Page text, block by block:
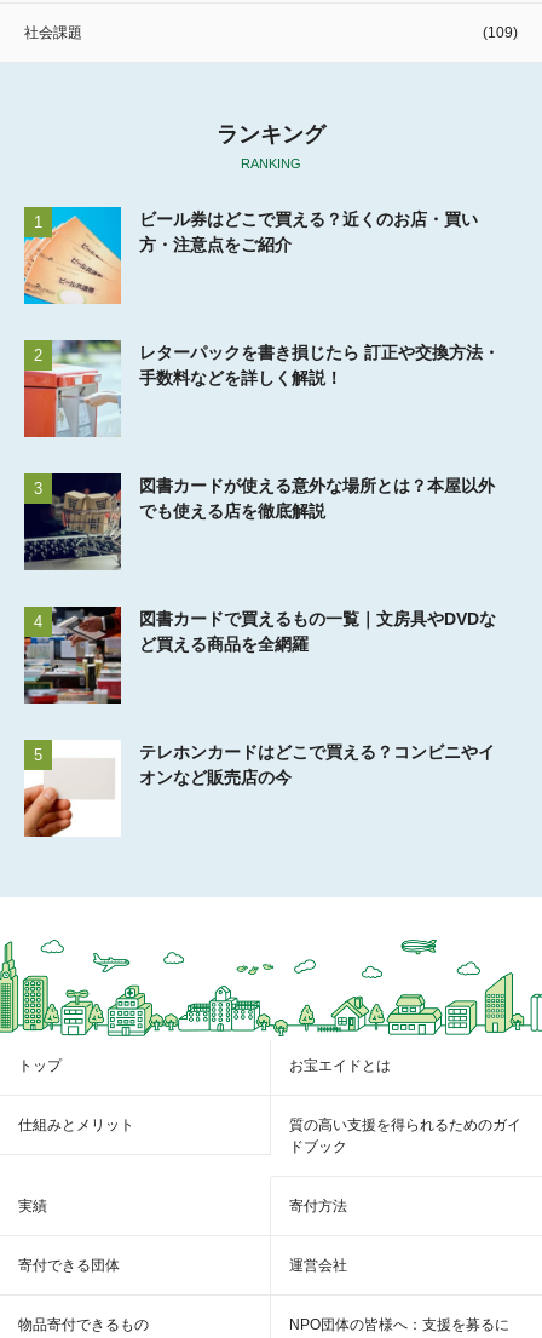
社会課題 (109)
ランキング
RANKING
1
ビール券はどこで買える？近くのお店・買い
方・注意点をご紹介
2
レターパックを書き損じたら 訂正や交換方法・
手数料などを詳しく解説！
3
図書カードが使える意外な場所とは？本屋以外
でも使える店を徹底解説
4
図書カードで買えるもの一覧｜文房具やDVDな
ど買える商品を全網羅
5
テレホンカードはどこで買える？コンビニやイ
オンなど販売店の今
トップ お宝エイドとは
仕組みとメリット
質の高い支援を得られるためのガイ
ドブック
実績 寄付方法
寄付できる団体 運営会社
物品寄付できるもの NPO団体の皆様へ：支援を募るに